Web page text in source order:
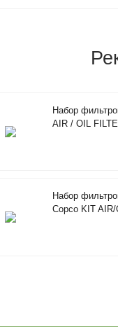
Набор
AIR / OIL
Набор
Copco KIT AIR/